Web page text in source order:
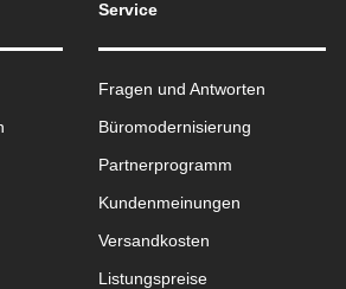
Service
Fragen und Antworten
Büromodernisierung
Partnerprogramm
Kundenmeinungen
Versandkosten
Listungspreise